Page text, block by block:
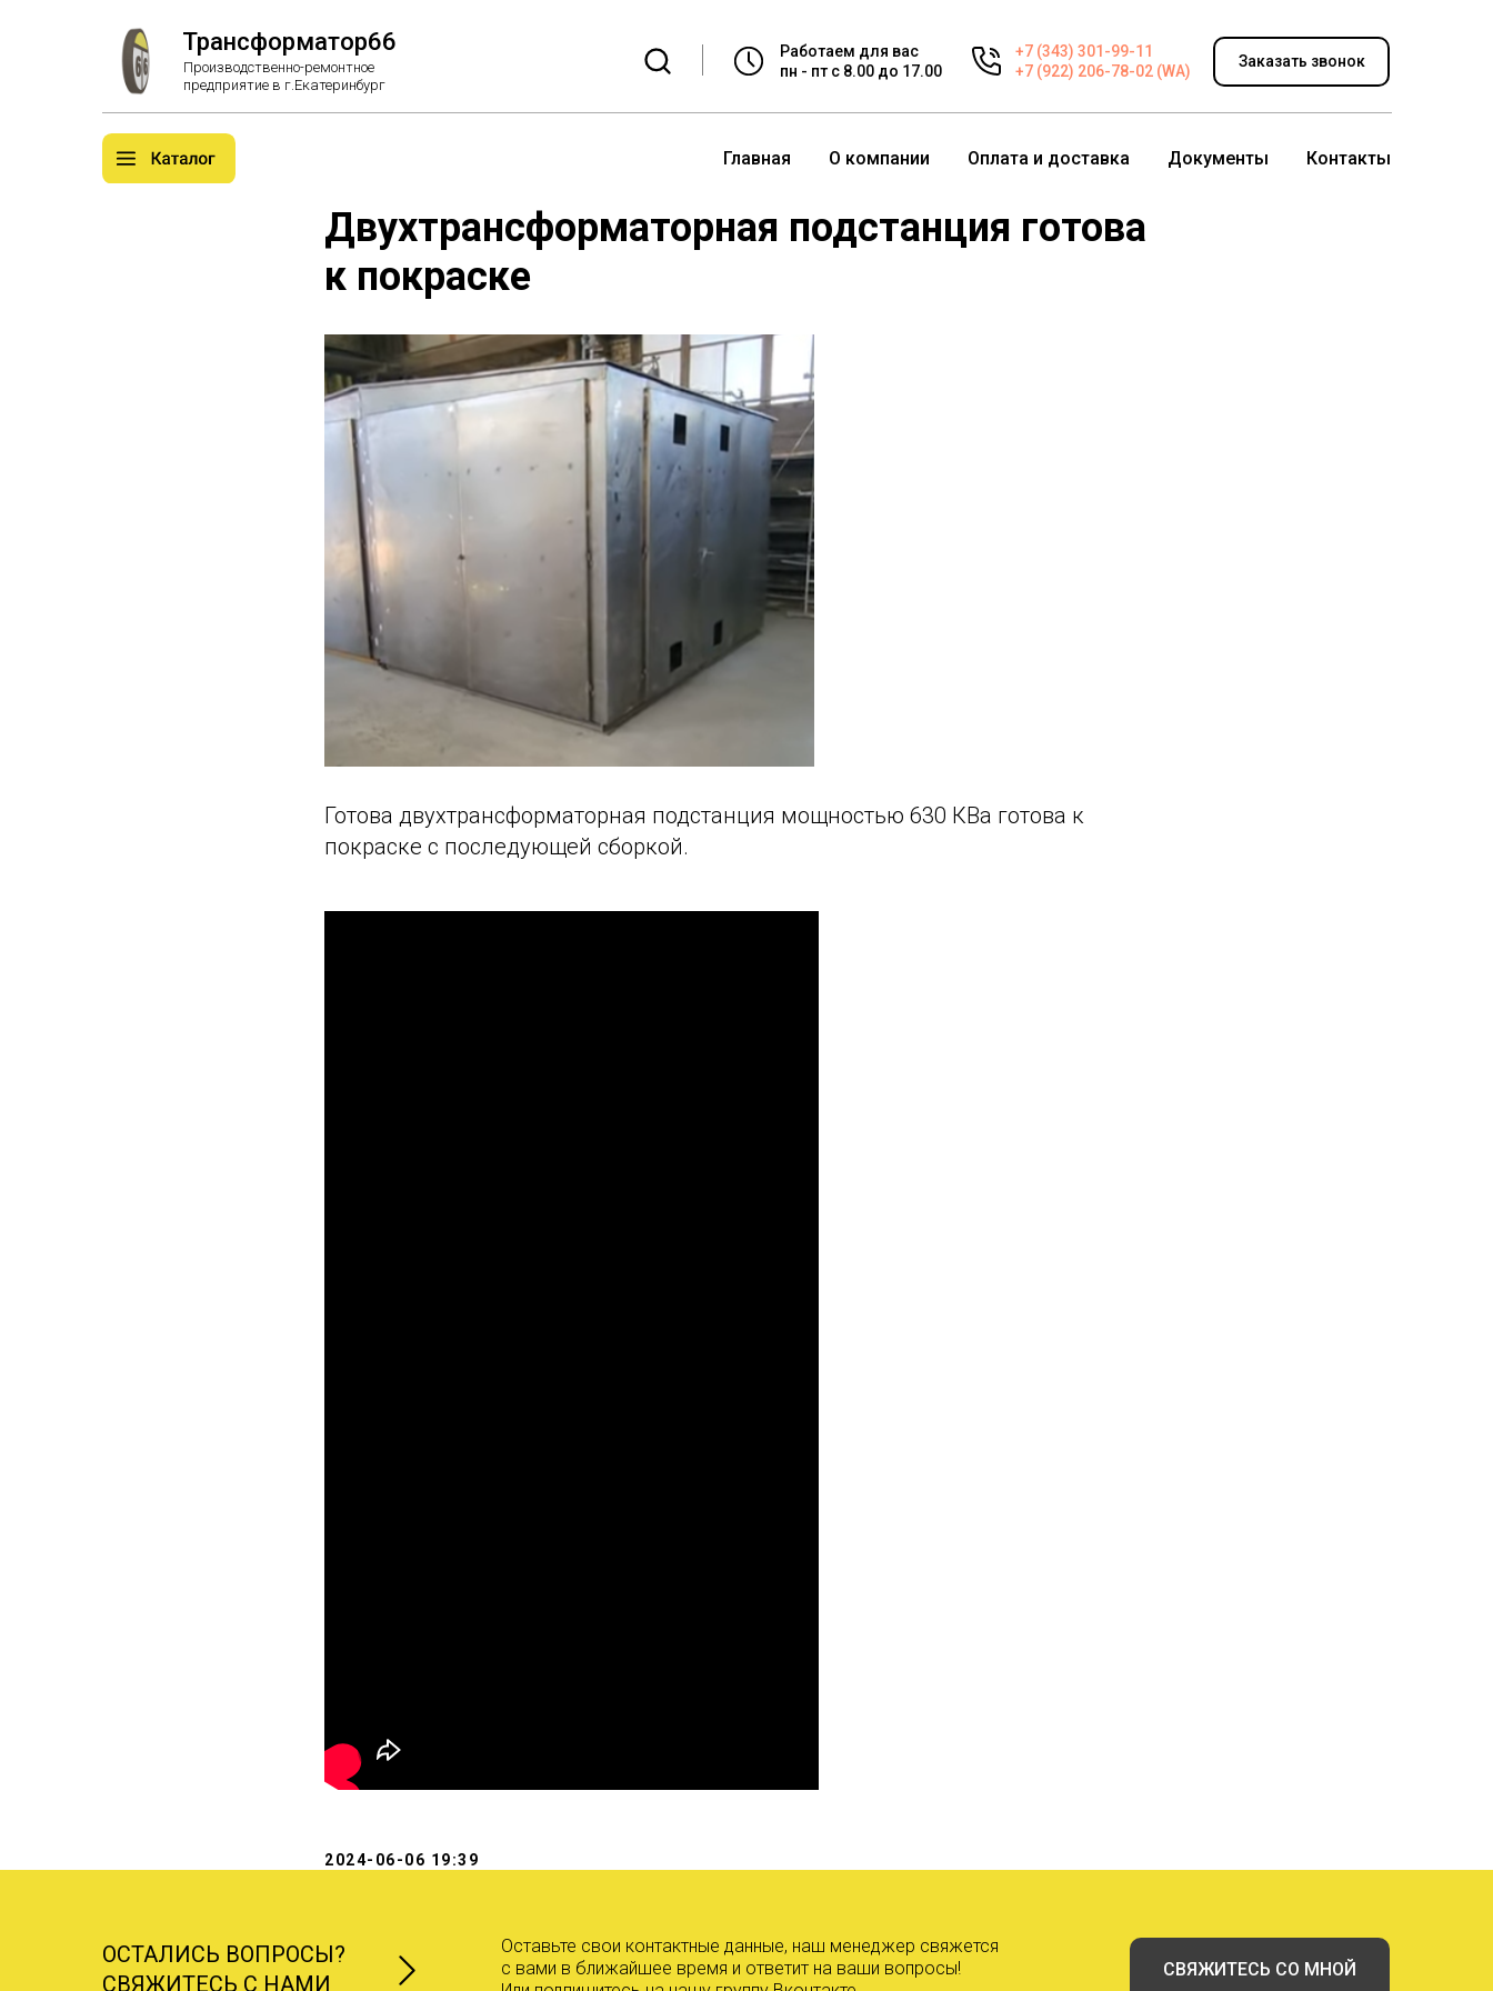
Трансформатор66
Производственно-ремонтное
предприятие в г.Екатеринбург
Работаем для вас
пн - пт с 8.00 до 17.00
+7 (343) 301-99-11
+7 (922) 206-78-02 (WA)
Заказать звонок
Главная О компании Оплата и доставка Документы Контакты
Двухтрансформаторная подстанция готова
к покраске
Готова двухтрансформаторная подстанция мощностью 630 КВа готова к
покраске с последующей сборкой.
2024-06-06 19:39
ОСТАЛИСЬ ВОПРОСЫ?
СВЯЖИТЕСЬ С НАМИ
Оставьте свои контактные данные, наш менеджер свяжется
с вами в ближайшее время и ответит на ваши вопросы!
СВЯЖИТЕСЬ СО МНОЙ